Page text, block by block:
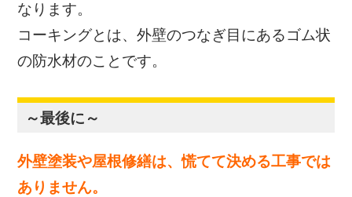
なります。
コーキングとは、外壁のつなぎ目にあるゴム状
の防水材のことです。
～最後に～
外壁塗装や屋根修繕は、慌てて決める工事では
ありません。